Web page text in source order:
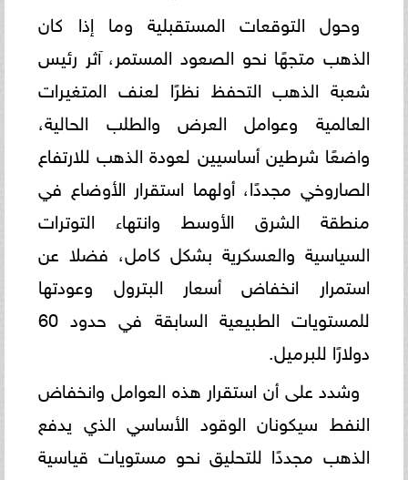
​وحول التوقعات المستقبلية وما إذا كان
الذهب متجهًا نحو الصعود المستمر، آثر رئيس
شعبة الذهب التحفظ نظرًا لعنف المتغيرات
العالمية وعوامل العرض والطلب الحالية،
واضعًا شرطين أساسيين لعودة الذهب للارتفاع
الصاروخي مجددًا، أولهما استقرار الأوضاع في
منطقة الشرق الأوسط وانتهاء التوترات
السياسية والعسكرية بشكل كامل، فضلا عن
استمرار انخفاض أسعار البترول وعودتها
للمستويات الطبيعية السابقة في حدود 60
دولارًا للبرميل.
​وشدد على أن استقرار هذه العوامل وانخفاض
النفط سيكونان الوقود الأساسي الذي يدفع
الذهب مجددًا للتحليق نحو مستويات قياسية